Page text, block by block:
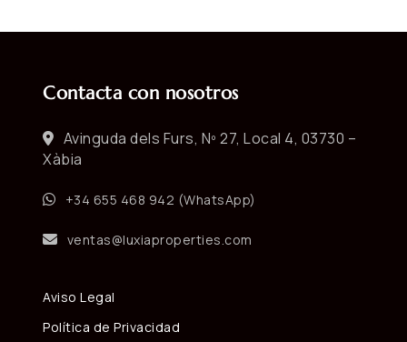
Contacta con nosotros
Avinguda dels Furs, Nº 27, Local 4, 03730 –
Xàbia
+34 655 468 942 (WhatsApp)
ventas@luxiaproperties.com
Aviso Legal
Política de Privacidad